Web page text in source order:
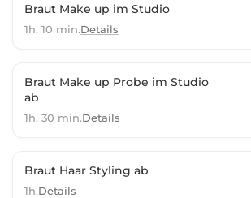
Braut Make up im Studio
1h. 10 min.Details
Braut Make up Probe im Studio
ab
1h. 30 min.Details
Braut Haar Styling ab
1h.Details